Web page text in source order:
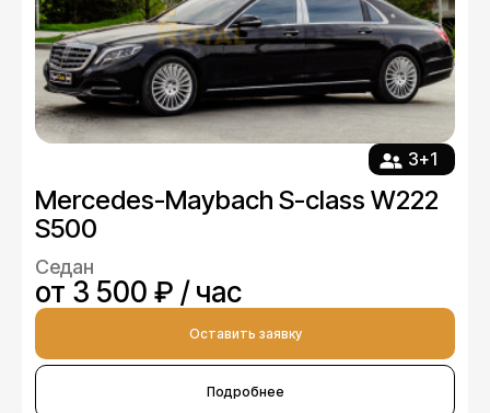
3+1
Mercedes-Maybach S-class W222
S500
Седан
от 3 500 ₽ / час
Оставить заявку
Подробнее